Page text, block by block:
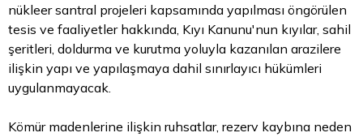
nükleer santral projeleri kapsamında yapılması öngörülen
tesis ve faaliyetler hakkında, Kıyı Kanunu'nun kıyılar, sahil
şeritleri, doldurma ve kurutma yoluyla kazanılan arazilere
ilişkin yapı ve yapılaşmaya dahil sınırlayıcı hükümleri
uygulanmayacak.
Kömür madenlerine ilişkin ruhsatlar, rezerv kaybına neden